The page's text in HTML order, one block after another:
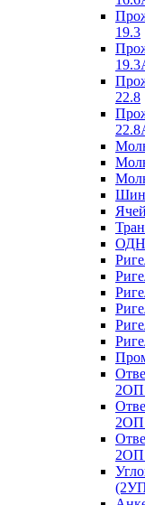
19.3
22.8
ОДН-